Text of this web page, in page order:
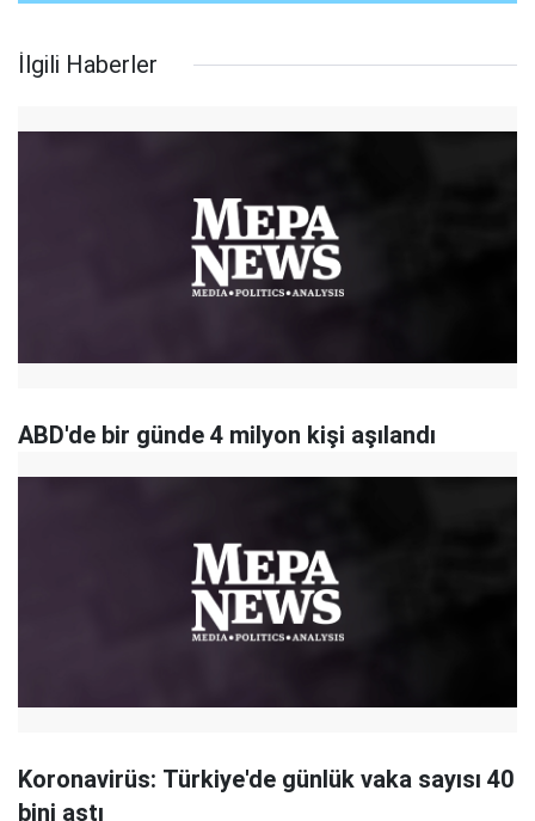
İlgili Haberler
ABD'de bir günde 4 milyon kişi aşılandı
Koronavirüs: Türkiye'de günlük vaka sayısı 40
bini aştı